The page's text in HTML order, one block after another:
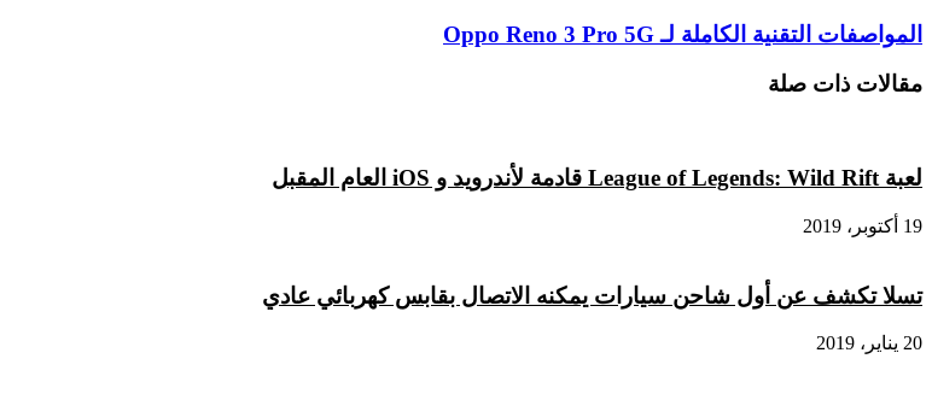
ديسمبر
الإعلان
الرسمي
عن
5G
و
Pro
المواصفات
التقنية
الكاملة
3
Pro
المواصفات التقنية الكاملة لـ Oppo Reno 3 Pro 5G
مقالات ذات صلة
لعبة League of Legends: Wild Rift قادمة لأندرويد و iOS العام المقبل
19 أكتوبر، 2019
تسلا تكشف عن أول شاحن سيارات يمكنه الاتصال بقابس كهربائي عادي
20 يناير، 2019